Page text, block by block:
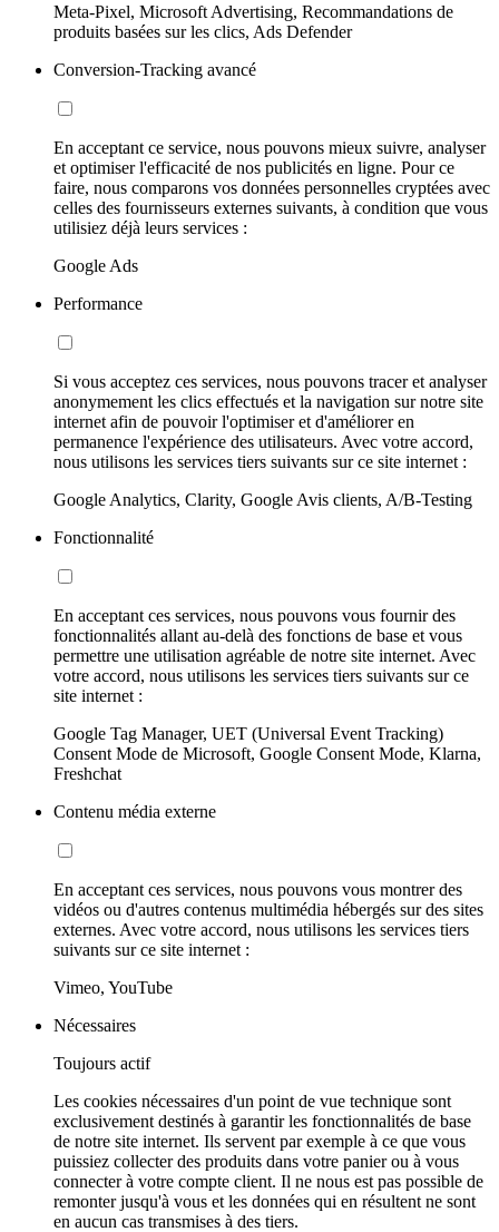
Meta-Pixel, Microsoft Advertising, Recommandations de
produits basées sur les clics, Ads Defender
Conversion-Tracking avancé
En acceptant ce service, nous pouvons mieux suivre, analyser
et optimiser l'efficacité de nos publicités en ligne. Pour ce
faire, nous comparons vos données personnelles cryptées avec
celles des fournisseurs externes suivants, à condition que vous
utilisiez déjà leurs services :
Google Ads
Performance
Si vous acceptez ces services, nous pouvons tracer et analyser
anonymement les clics effectués et la navigation sur notre site
internet afin de pouvoir l'optimiser et d'améliorer en
permanence l'expérience des utilisateurs. Avec votre accord,
nous utilisons les services tiers suivants sur ce site internet :
Google Analytics, Clarity, Google Avis clients, A/B-Testing
Fonctionnalité
En acceptant ces services, nous pouvons vous fournir des
fonctionnalités allant au-delà des fonctions de base et vous
permettre une utilisation agréable de notre site internet. Avec
votre accord, nous utilisons les services tiers suivants sur ce
site internet :
Google Tag Manager, UET (Universal Event Tracking)
Consent Mode de Microsoft, Google Consent Mode, Klarna,
Freshchat
Contenu média externe
En acceptant ces services, nous pouvons vous montrer des
vidéos ou d'autres contenus multimédia hébergés sur des sites
externes. Avec votre accord, nous utilisons les services tiers
suivants sur ce site internet :
Vimeo, YouTube
Nécessaires
Toujours actif
Les cookies nécessaires d'un point de vue technique sont
exclusivement destinés à garantir les fonctionnalités de base
de notre site internet. Ils servent par exemple à ce que vous
puissiez collecter des produits dans votre panier ou à vous
connecter à votre compte client. Il ne nous est pas possible de
remonter jusqu'à vous et les données qui en résultent ne sont
en aucun cas transmises à des tiers.